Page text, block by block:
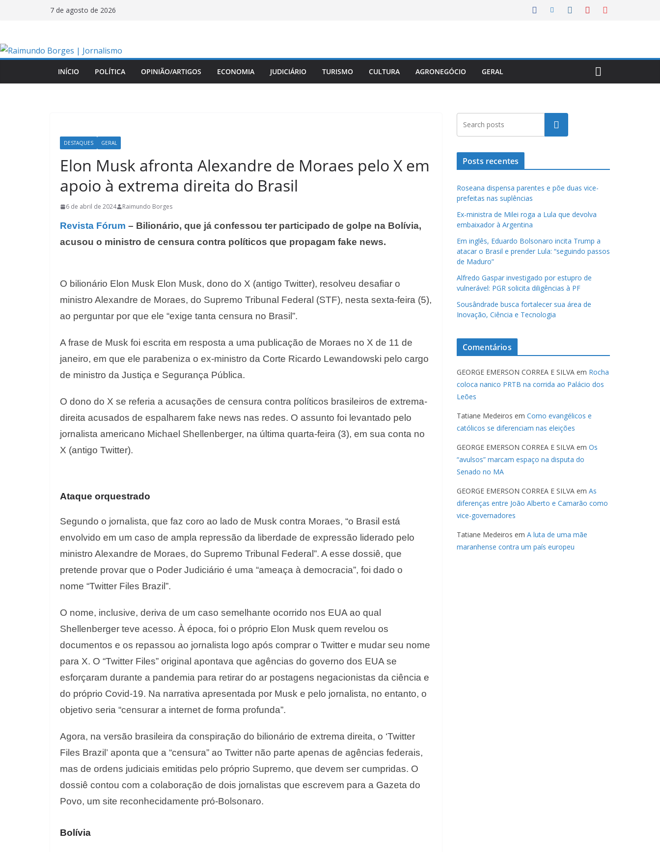
conteúdo
7 de agosto de 2026
INÍCIO POLÍTICA OPINIÃO/ARTIGOS ECONOMIA JUDICIÁRIO TURISMO CULTURA AGRONEGÓCIO GERAL
DESTAQUES GERAL
Elon Musk afronta Alexandre de Moraes pelo X em
apoio à extrema direita do Brasil
6 de abril de 2024 Raimundo Borges
Revista Fórum – Bilionário, que já confessou ter participado de golpe na Bolívia,
acusou o ministro de censura contra políticos que propagam fake news.
O bilionário Elon Musk Elon Musk, dono do X (antigo Twitter), resolveu desafiar o
ministro Alexandre de Moraes, do Supremo Tribunal Federal (STF), nesta sexta-feira (5),
ao perguntar por que ele “exige tanta censura no Brasil”.
A frase de Musk foi escrita em resposta a uma publicação de Moraes no X de 11 de
janeiro, em que ele parabeniza o ex-ministro da Corte Ricardo Lewandowski pelo cargo
de ministro da Justiça e Segurança Pública.
O dono do X se referia a acusações de censura contra políticos brasileiros de extrema-
direita acusados de espalharem fake news nas redes. O assunto foi levantado pelo
jornalista americano Michael Shellenberger, na última quarta-feira (3), em sua conta no
X (antigo Twitter).
Ataque orquestrado
Segundo o jornalista, que faz coro ao lado de Musk contra Moraes, “o Brasil está
envolvido em um caso de ampla repressão da liberdade de expressão liderado pelo
ministro Alexandre de Moraes, do Supremo Tribunal Federal”. A esse dossiê, que
pretende provar que o Poder Judiciário é uma “ameaça à democracia”, foi dado o
nome “Twitter Files Brazil”.
O nome, inclusive, deriva de um caso semelhante ocorrido nos EUA ao qual
Shellenberger teve acesso. À época, foi o próprio Elon Musk quem revelou os
documentos e os repassou ao jornalista logo após comprar o Twitter e mudar seu nome
para X. O “Twitter Files” original apontava que agências do governo dos EUA se
esforçaram durante a pandemia para retirar do ar postagens negacionistas da ciência e
do próprio Covid-19. Na narrativa apresentada por Musk e pelo jornalista, no entanto, o
objetivo seria “censurar a internet de forma profunda”.
Agora, na versão brasileira da conspiração do bilionário de extrema direita, o ‘Twitter
Files Brazil’ aponta que a “censura” ao Twitter não parte apenas de agências federais,
mas de ordens judiciais emitidas pelo próprio Supremo, que devem ser cumpridas. O
dossiê contou com a colaboração de dois jornalistas que escrevem para a Gazeta do
Povo, um site reconhecidamente pró-Bolsonaro.
Bolívia
Pesquisar
Posts recentes
Roseana dispensa parentes e põe duas vice-
prefeitas nas suplências
Ex-ministra de Milei roga a Lula que devolva
embaixador à Argentina
Em inglês, Eduardo Bolsonaro incita Trump a
atacar o Brasil e prender Lula: “seguindo passos
de Maduro”
Alfredo Gaspar investigado por estupro de
vulnerável: PGR solicita diligências à PF
Sousândrade busca fortalecer sua área de
Inovação, Ciência e Tecnologia
Comentários
GEORGE EMERSON CORREA E SILVA em Rocha
coloca nanico PRTB na corrida ao Palácio dos
Leões
Tatiane Medeiros em Como evangélicos e
católicos se diferenciam nas eleições
GEORGE EMERSON CORREA E SILVA em Os
“avulsos” marcam espaço na disputa do
Senado no MA
GEORGE EMERSON CORREA E SILVA em As
diferenças entre João Alberto e Camarão como
vice-governadores
Tatiane Medeiros em A luta de uma mãe
maranhense contra um país europeu